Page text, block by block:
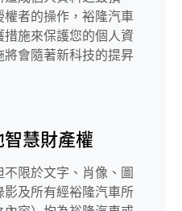
者的操作，裕隆汽車
施來保護您的個人資
會隨著新科技的提昇
慧財產權
限於文字、肖像、圖
及所有經裕隆汽車所